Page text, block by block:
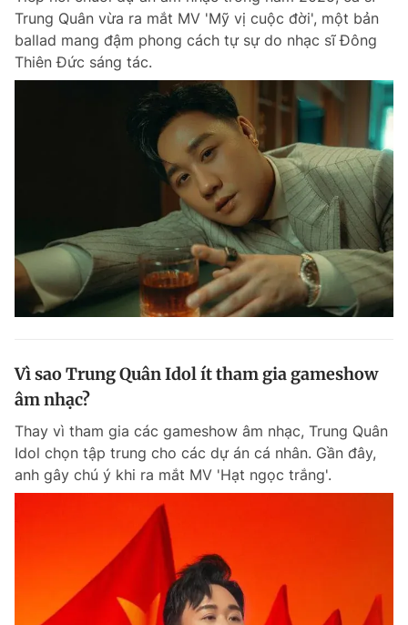
Giấy phép xuất bản số 110/GP - BTTTT cấp ngày 24.3.2020
© 2003-2026 Bản quyền thuộc về Báo Thanh Niên. Cấm sao chép
dưới mọi hình thức nếu không có sự chấp thuận bằng văn bản.
Phát triển bởi ePi Technologies, JSC.
Trung Quân vừa ra mắt MV 'Mỹ vị cuộc đời', một bản
ballad mang đậm phong cách tự sự do nhạc sĩ Đông
Thiên Đức sáng tác.
Vì sao Trung Quân Idol ít tham gia gameshow
âm nhạc?
Thay vì tham gia các gameshow âm nhạc, Trung Quân
Idol chọn tập trung cho các dự án cá nhân. Gần đây,
anh gây chú ý khi ra mắt MV 'Hạt ngọc trắng'.